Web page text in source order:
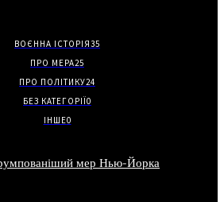
ВОЄННА ІСТОРІЯ35
ПРО МЕРА25
ПРО ПОЛІТИКУ24
БЕЗ КАТЕГОРІЇ0
ІНШЕ0
мер Нью-Йорка